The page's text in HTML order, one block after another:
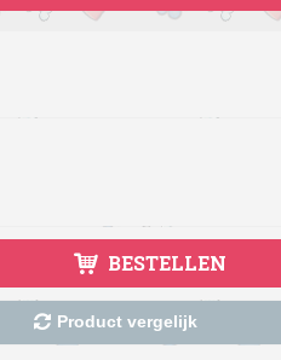
BESTELLEN
Product vergelijk